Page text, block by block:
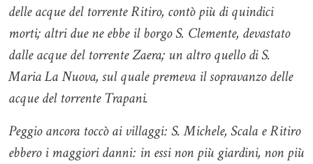
delle acque del torrente Ritiro, contò più di quindici
morti; altri due ne ebbe il borgo S. Clemente, devastato
dalle acque del torrente Zaera; un altro quello di S.
Maria La Nuova, sul quale premeva il sopravanzo delle
acque del torrente Trapani.
Peggio ancora toccò ai villaggi: S. Michele, Scala e Ritiro
ebbero i maggiori danni: in essi non più giardini, non più